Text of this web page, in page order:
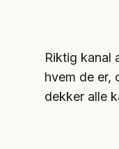
Riktig kanal
hvem de er,
dekker alle